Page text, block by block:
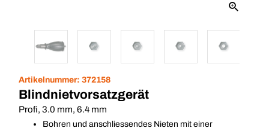
Artikelnummer: 372158
Blindnietvorsatzgerät
Profi, 3.0 mm, 6.4 mm
Bohren und anschliessendes Nieten mit einer